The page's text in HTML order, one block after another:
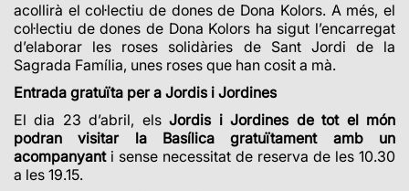
acollirà el col·lectiu de dones de Dona Kolors. A més, el
col·lectiu de dones de Dona Kolors ha sigut l’encarregat
d’elaborar les roses solidàries de Sant Jordi de la
Sagrada Família, unes roses que han cosit a mà.
Entrada gratuïta per a Jordis i Jordines
El dia 23 d’abril, elsJordis i Jordines de tot el món
podran visitar la Basílica gratuïtament amb un
acompanyanti sense necessitat de reserva de les 10.30
a les 19.15.